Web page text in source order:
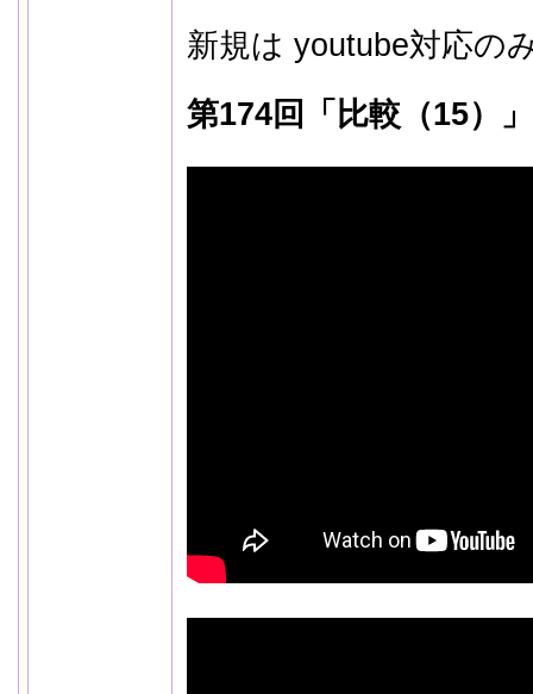
新規は youtube対応の
第174回「比較（15）」